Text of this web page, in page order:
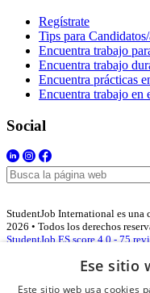
Regístrate
Tips para
Encuentra trabajo
Encuentra trabajo
Encuentra prácticas
Encuentra trabajo en
Social
StudentJob International es
2026 • Todos los derechos
StudentJob ES score 4.0 - 75
Ese sitio
Este sitio web usa cookies